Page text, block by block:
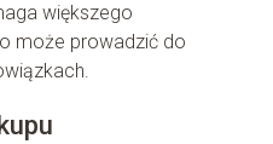
większego
może prowadzić do